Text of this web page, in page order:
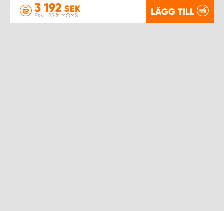
3 192 SEK
EXKL. 25 % MOMS LÄGG TILL
WORK SYSTEM UPPSALA